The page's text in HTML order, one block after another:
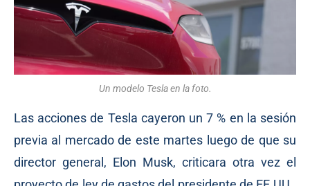
Un modelo Tesla en la foto.
Las acciones de Tesla cayeron un 7 % en la sesión
previa al mercado de este martes luego de que su
director general, Elon Musk, criticara otra vez el